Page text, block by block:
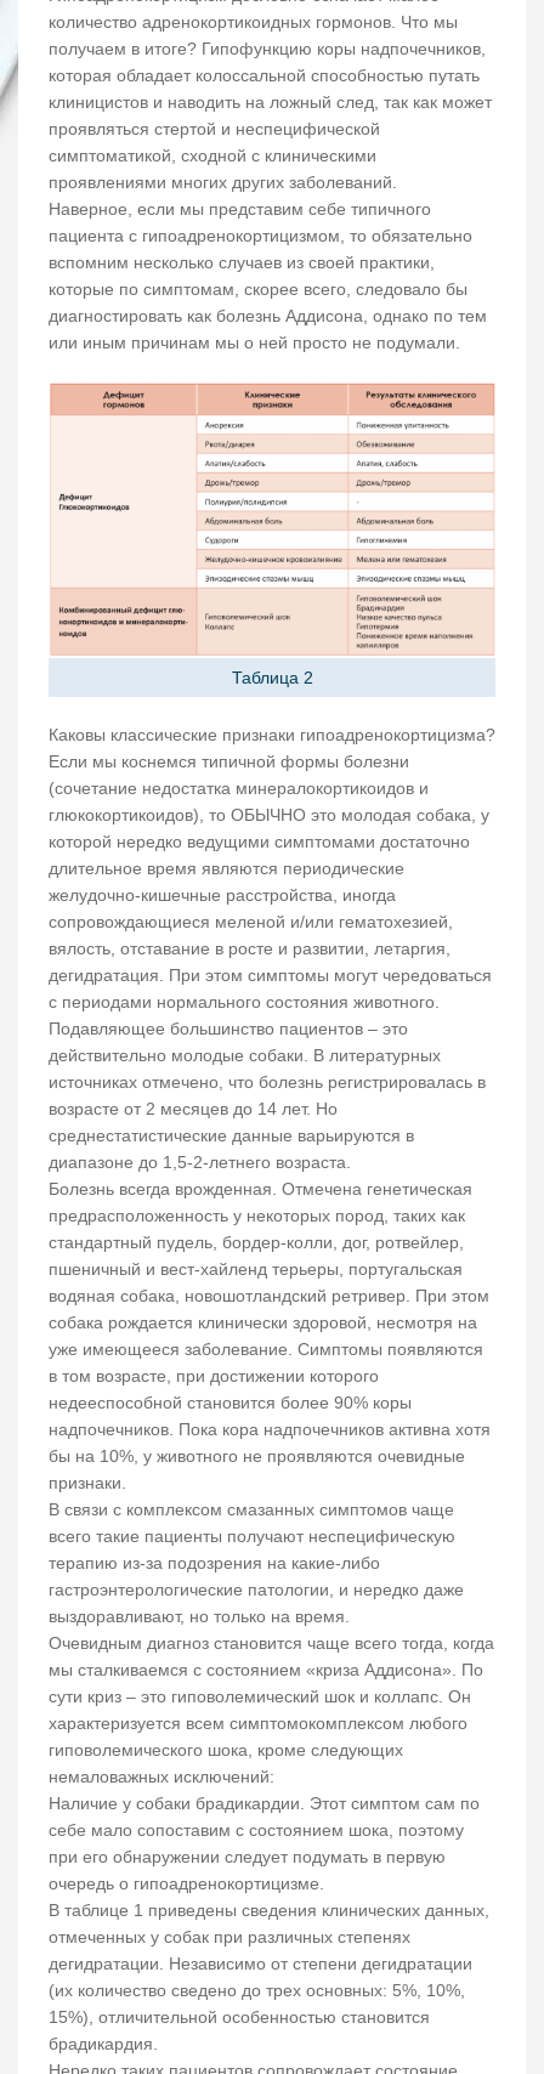
количество адренокортикоидных гормонов. Что мы
получаем в итоге? Гипофункцию коры надпочечников,
которая обладает колоссальной способностью путать
клиницистов и наводить на ложный след, так как может
проявляться стертой и неспецифической
симптоматикой, сходной с клиническими
проявлениями многих других заболеваний.
Наверное, если мы представим себе типичного
пациента с гипоадренокортицизмом, то обязательно
вспомним несколько случаев из своей практики,
которые по симптомам, скорее всего, следовало бы
диагностировать как болезнь Аддисона, однако по тем
или иным причинам мы о ней просто не подумали.
Таблица 2
Каковы классические признаки гипоадренокортицизма?
Если мы коснемся типичной формы болезни
(сочетание недостатка минералокортикоидов и
глюкокортикоидов), то ОБЫЧНО это молодая собака, у
которой нередко ведущими симптомами достаточно
длительное время являются периодические
желудочно-кишечные расстройства, иногда
сопровождающиеся меленой и/или гематохезией,
вялость, отставание в росте и развитии, летаргия,
дегидратация. При этом симптомы могут чередоваться
с периодами нормального состояния животного.
Подавляющее большинство пациентов – это
действительно молодые собаки. В литературных
источниках отмечено, что болезнь регистрировалась в
возрасте от 2 месяцев до 14 лет. Но
среднестатистические данные варьируются в
диапазоне до 1,5-2-летнего возраста.
Болезнь всегда врожденная. Отмечена генетическая
предрасположенность у некоторых пород, таких как
стандартный пудель, бордер-колли, дог, ротвейлер,
пшеничный и вест-хайленд терьеры, португальская
водяная собака, новошотландский ретривер. При этом
собака рождается клинически здоровой, несмотря на
уже имеющееся заболевание. Симптомы появляются
в том возрасте, при достижении которого
недееспособной становится более 90% коры
надпочечников. Пока кора надпочечников активна хотя
бы на 10%, у животного не проявляются очевидные
признаки.
В связи с комплексом смазанных симптомов чаще
всего такие пациенты получают неспецифическую
терапию из-за подозрения на какие-либо
гастроэнтерологические патологии, и нередко даже
выздоравливают, но только на время.
Очевидным диагноз становится чаще всего тогда, когда
мы сталкиваемся с состоянием «криза Аддисона». По
сути криз – это гиповолемический шок и коллапс. Он
характеризуется всем симптомокомплексом любого
гиповолемического шока, кроме следующих
немаловажных исключений:
Наличие у собаки брадикардии. Этот симптом сам по
себе мало сопоставим с состоянием шока, поэтому
при его обнаружении следует подумать в первую
очередь о гипоадренокортицизме.
В таблице 1 приведены сведения клинических данных,
отмеченных у собак при различных степенях
дегидратации. Независимо от степени дегидратации
(их количество сведено до трех основных: 5%, 10%,
15%), отличительной особенностью становится
брадикардия.